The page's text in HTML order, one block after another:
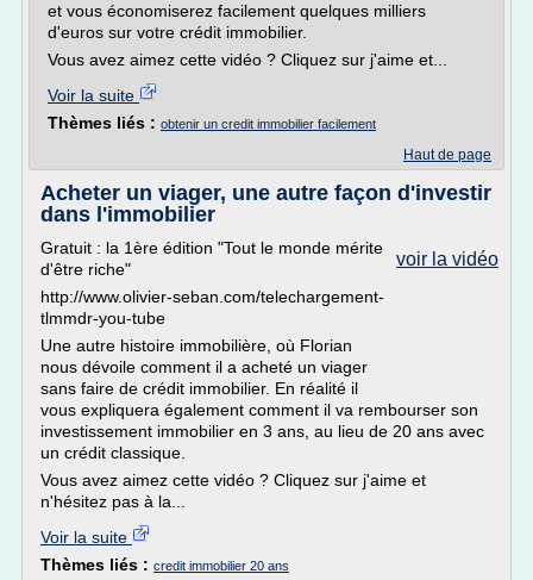
et vous économiserez facilement quelques milliers
d'euros sur votre crédit immobilier.
Vous avez aimez cette vidéo ? Cliquez sur j'aime et...
Voir la suite
Thèmes liés : obtenir un credit immobilier facilement
Haut de page
Acheter un viager, une autre façon d'investir
dans l'immobilier
voir la vidéo
Gratuit : la 1ère édition "Tout le monde mérite
d'être riche"
http://www.olivier-seban.com/telechargement-
tlmmdr-you-tube
Une autre histoire immobilière, où Florian
nous dévoile comment il a acheté un viager
sans faire de crédit immobilier. En réalité il
vous expliquera également comment il va rembourser son
investissement immobilier en 3 ans, au lieu de 20 ans avec
un crédit classique.
Vous avez aimez cette vidéo ? Cliquez sur j'aime et
n'hésitez pas à la...
Voir la suite
Thèmes liés : credit immobilier 20 ans